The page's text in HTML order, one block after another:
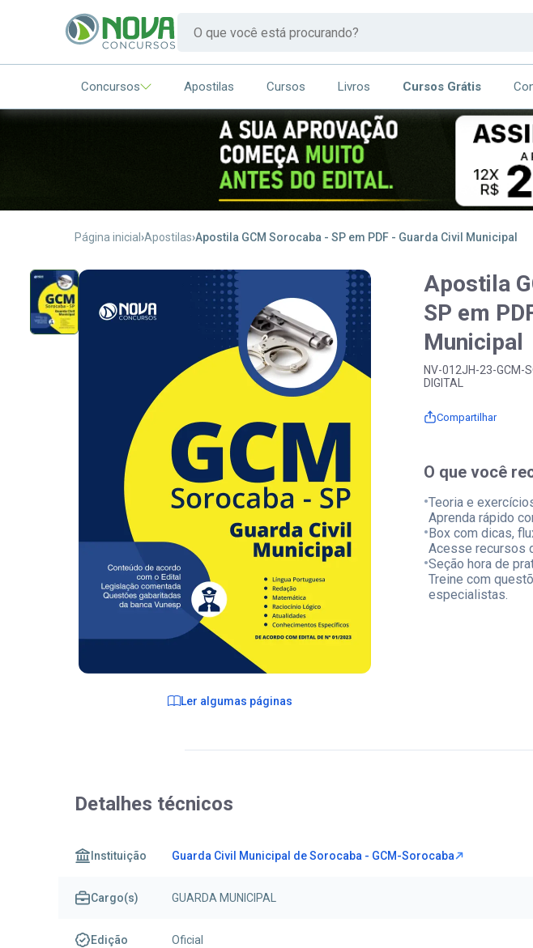
Concursos Apostilas Cursos Livros Cursos Grátis
Página inicial Apostilas Apostila GCM Sorocaba - SP em PDF - Guarda Civil Municipal
Ler algumas páginas
Apostila
SP em
Municipal
NV-012JH-23-GCM-
DIGITAL
Compartilhar
O que você
•Teoria e
Aprenda rápido
•Box com dicas,
Acesse recursos
•Seção hora de
Treine com
especialistas.
Detalhes técnicos
Instituição Guarda Civil Municipal de Sorocaba - GCM-Sorocaba
Cargo(s) GUARDA MUNICIPAL
Edição Oficial